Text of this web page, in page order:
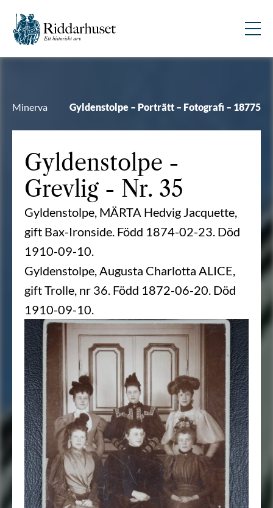
Minerva Gyldenstolpe – Porträtt – Fotografi – 18775
Gyldenstolpe -
Grevlig - Nr. 35
Gyldenstolpe, MÄRTA Hedvig Jacquette,
gift Bax-Ironside. Född 1874-02-23. Död
1910-09-10.
Gyldenstolpe, Augusta Charlotta ALICE,
gift Trolle, nr 36. Född 1872-06-20. Död
1910-09-10.